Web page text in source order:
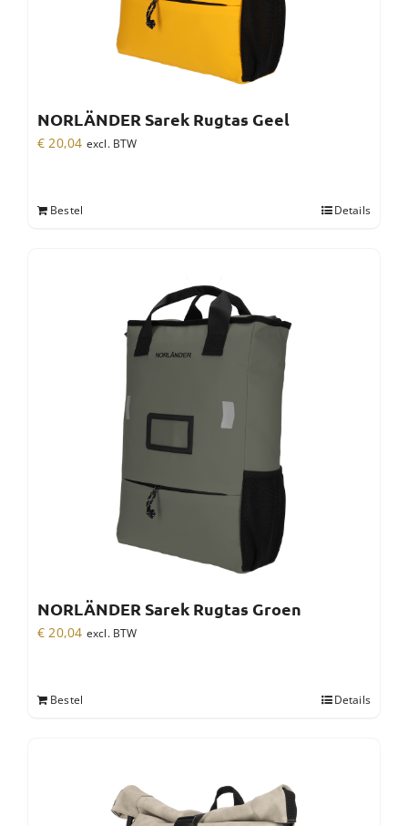
NORLÄNDER Sarek Rugtas Geel
€ 20,04 excl. BTW
Bestel Details
NORLÄNDER Sarek Rugtas Groen
€ 20,04 excl. BTW
Bestel Details